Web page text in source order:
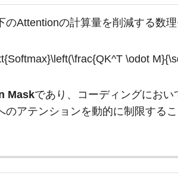
Attentionの計算量を削減する数理
\odot
Maskであり、コーディングにお
のアテンションを動的に制限する